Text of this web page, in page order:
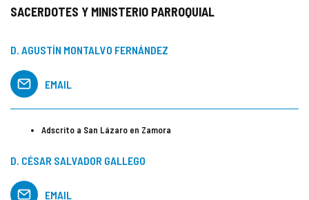
SACERDOTES Y MINISTERIO PARROQUIAL
D. AGUSTÍN MONTALVO FERNÁNDEZ
EMAIL
Adscrito a San Lázaro en Zamora
D. CÉSAR SALVADOR GALLEGO
EMAIL